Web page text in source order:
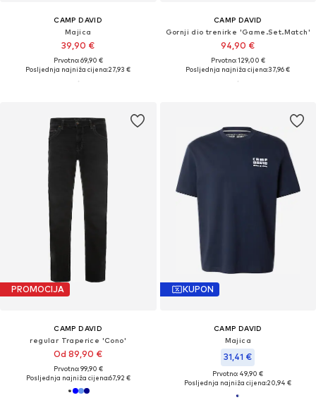
CAMP DAVID
Majica
39,90 €
Prvotno: 69,90 €
Posljednja najniža cijena:27,93 €
CAMP DAVID
Gornji dio trenirke 'Game.Set.Match'
94,90 €
Prvotno: 129,00 €
Posljednja najniža cijena:37,96 €
PROMOCIJA
CAMP DAVID
regular Traperice 'Cono'
Od 89,90 €
Prvotno: 99,90 €
Posljednja najniža cijena:67,92 €
KUPON
CAMP DAVID
Majica
31,41 €
Prvotno: 49,90 €
Posljednja najniža cijena:20,94 €